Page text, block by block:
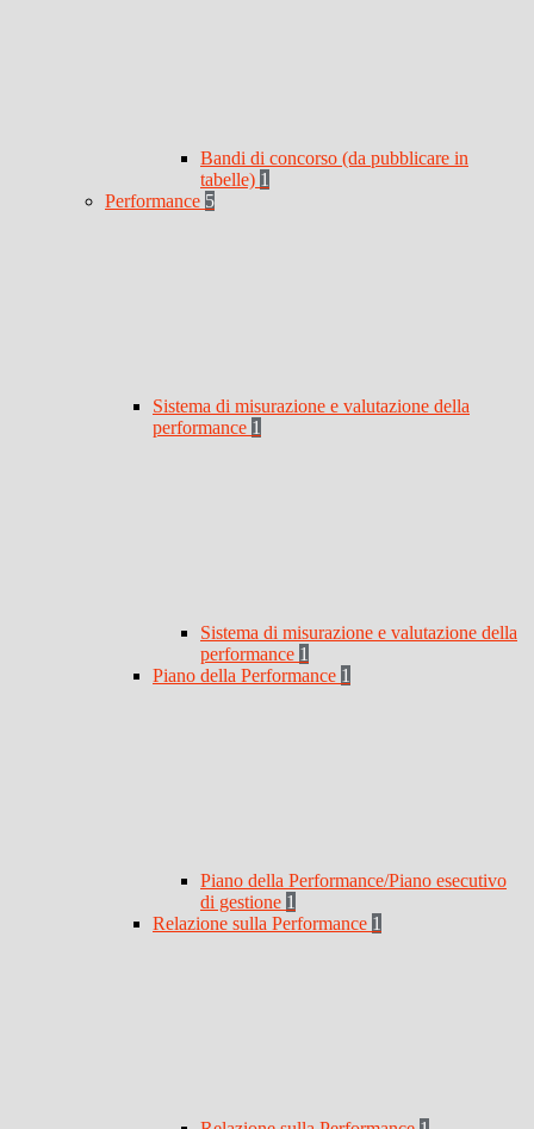
Bandi di concorso (da pubblicare in
tabelle) 1
Performance 5
Sistema di misurazione e valutazione della
performance 1
Sistema di misurazione e valutazione della
performance 1
Piano della Performance 1
Piano della Performance/Piano esecutivo
di gestione 1
Relazione sulla Performance 1